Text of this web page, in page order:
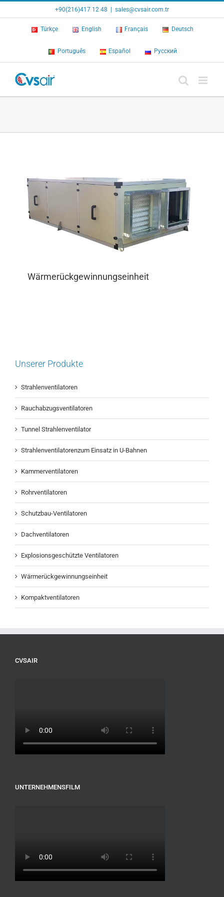
+90(216)417 12 48 sales@cvsair.com.tr
Türkçe English Français Deutsch
Português Español Русский
Wärmerückgewinnungseinheit
Unserer Produkte
Strahlenventilatoren
Rauchabzugsventilatoren
Tunnel Strahlenventilator
Strahlenventilatorenzum Einsatz in U-Bahnen
Kammerventilatoren
Rohrventilatoren
Schutzbau-Ventilatoren
Dachventilatoren
Explosionsgeschützte Ventilatoren
Wärmerückgewinnungseinheit
Kompaktventilatoren
CVSAIR
UNTERNEHMENSFILM